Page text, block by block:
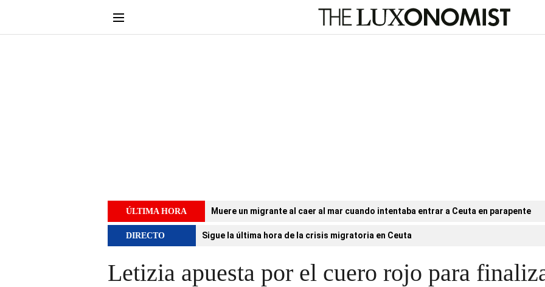
ÚLTIMA HORA Muere un migrante al caer al mar cuando intentaba entrar a Ceuta en parapente
DIRECTO Sigue la última hora de la crisis migratoria en Ceuta
Letizia apuesta por el cuero rojo para